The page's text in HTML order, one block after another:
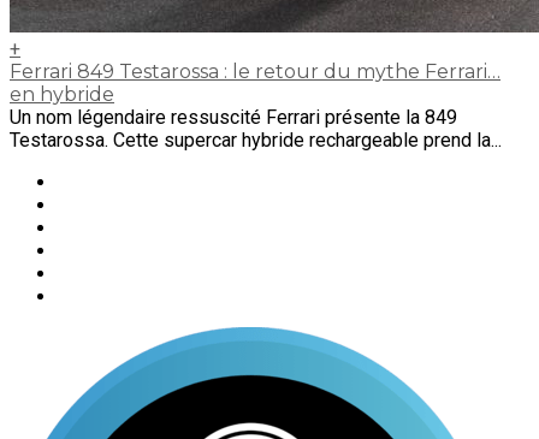
+
Ferrari 849 Testarossa : le retour du mythe Ferrari…
en hybride
Un nom légendaire ressuscité Ferrari présente la 849
Testarossa. Cette supercar hybride rechargeable prend la...